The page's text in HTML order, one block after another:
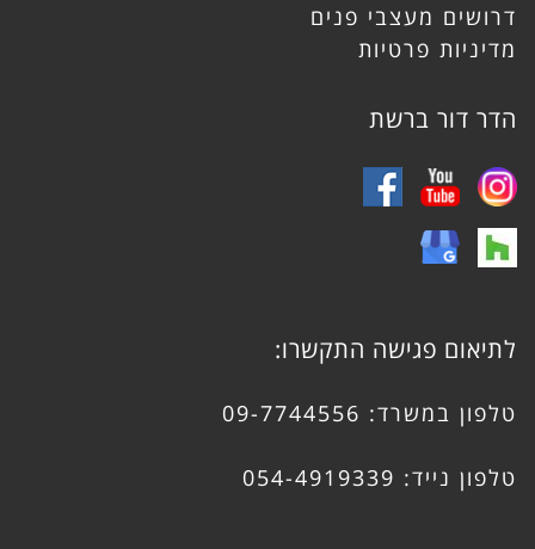
דרושים מעצבי פנים
מדיניות פרטיות
הדר דור ברשת
לתיאום פגישה התקשרו:
טלפון במשרד: 09-7744556
טלפון נייד: 054-4919339